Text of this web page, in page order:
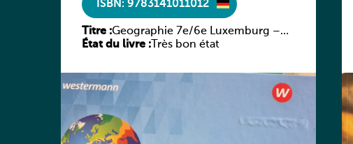
ISBN: 9783141011012
Titre :Geographie 7e/6e Luxemburg –
Diercke Praxis
État du livre : Très bon état